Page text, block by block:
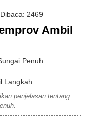
2469
Ambil
Penuh
penjelasan tentang